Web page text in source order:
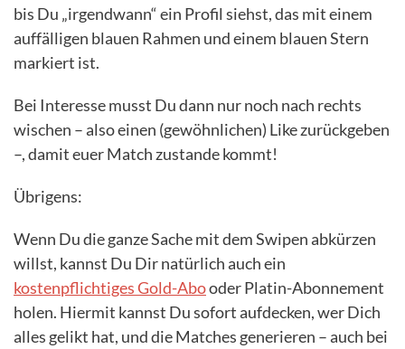
bis Du „irgendwann“ ein Profil siehst, das mit einem
auffälligen blauen Rahmen und einem blauen Stern
markiert ist.
Bei Interesse musst Du dann nur noch nach rechts
wischen – also einen (gewöhnlichen) Like zurückgeben
–, damit euer Match zustande kommt!
Übrigens:
Wenn Du die ganze Sache mit dem Swipen abkürzen
willst, kannst Du Dir natürlich auch ein
kostenpflichtiges Gold-Abooder Platin-Abonnement
holen. Hiermit kannst Du sofort aufdecken, wer Dich
alles gelikt hat, und die Matches generieren – auch bei